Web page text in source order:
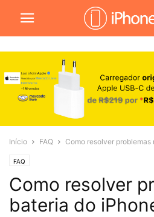
Início FAQ Como resolver problemas
FAQ
Como resolver
bateria do